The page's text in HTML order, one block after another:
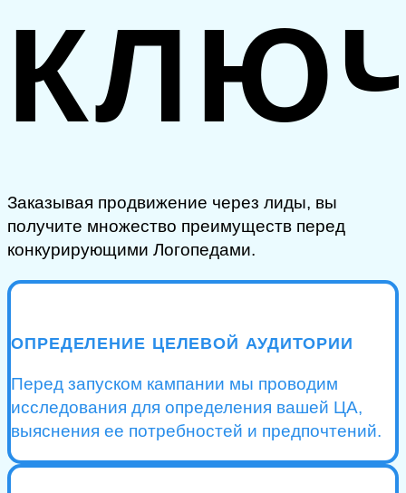
Заказывая продвижение через лиды, вы
получите множество преимуществ перед
конкурирующими Логопедами.
ОПРЕДЕЛЕНИЕ ЦЕЛЕВОЙ АУДИТОРИИ
Перед запуском кампании мы проводим
исследования для определения вашей ЦА,
выяснения ее потребностей и предпочтений.